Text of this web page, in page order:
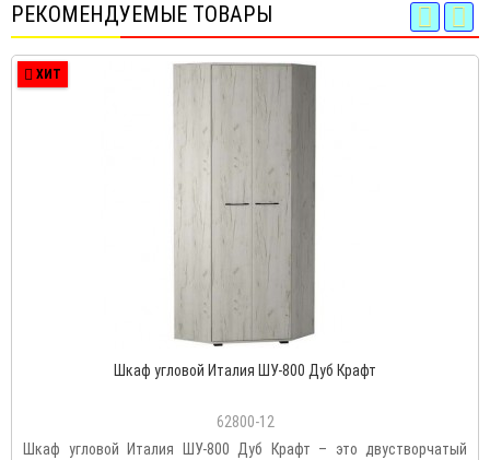
РЕКОМЕНДУЕМЫЕ ТОВАРЫ
ХИТ
Шкаф угловой Италия ШУ-800 Дуб Крафт
62800-12
Шкаф угловой Италия ШУ-800 Дуб Крафт – это двустворчатый